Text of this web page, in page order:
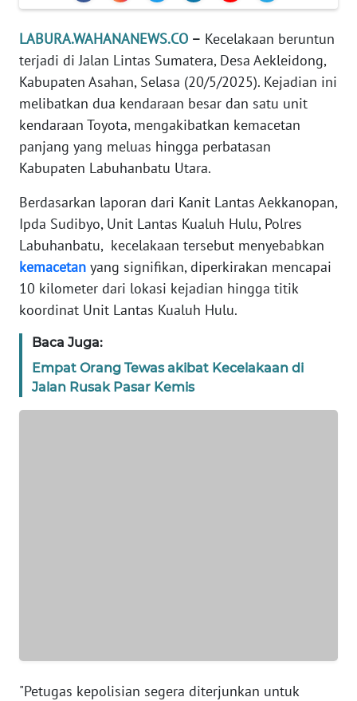
LABURA.WAHANANEWS.CO – Kecelakaan beruntun
terjadi di Jalan Lintas Sumatera, Desa Aekleidong,
Kabupaten Asahan, Selasa (20/5/2025). Kejadian ini
melibatkan dua kendaraan besar dan satu unit
kendaraan Toyota, mengakibatkan kemacetan
panjang yang meluas hingga perbatasan
Kabupaten Labuhanbatu Utara.
Berdasarkan laporan dari Kanit Lantas Aekkanopan,
Ipda Sudibyo, Unit Lantas Kualuh Hulu, Polres
Labuhanbatu, kecelakaan tersebut menyebabkan
kemacetan yang signifikan, diperkirakan mencapai
10 kilometer dari lokasi kejadian hingga titik
koordinat Unit Lantas Kualuh Hulu.
Baca Juga:
Empat Orang Tewas akibat Kecelakaan di
Jalan Rusak Pasar Kemis
"Petugas kepolisian segera diterjunkan untuk
DISCLAIMER
News
Regional
WN
SUMUT
WN
JAKARTA
WN
BANTEN
NTT
SERAMBI